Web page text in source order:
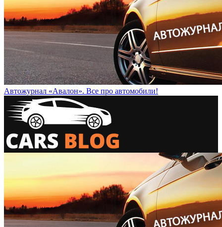
Автожурнал «Авалон». Все про автомобили!